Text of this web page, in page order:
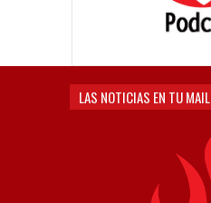
LAS NOTICIAS EN TU MAIL